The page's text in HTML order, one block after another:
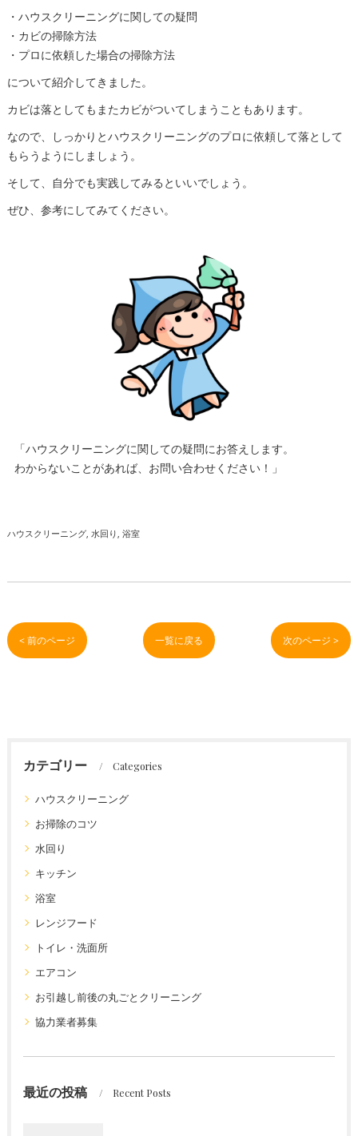
・ハウスクリーニングに関しての疑問
・カビの掃除方法
・プロに依頼した場合の掃除方法
について紹介してきました。
カビは落としてもまたカビがついてしまうこともあります。
なので、しっかりとハウスクリーニングのプロに依頼して落として
もらうようにしましょう。
そして、自分でも実践してみるといいでしょう。
ぜひ、参考にしてみてください。
「ハウスクリーニングに関しての疑問にお答えします。
わからないことがあれば、お問い合わせください！」
ハウスクリーニング 水回り 浴室
< 前のページ 一覧に戻る 次のページ >
カテゴリー Categories
ハウスクリーニング
お掃除のコツ
水回り
キッチン
浴室
レンジフード
トイレ・洗面所
エアコン
お引越し前後の丸ごとクリーニング
協力業者募集
最近の投稿 Recent Posts